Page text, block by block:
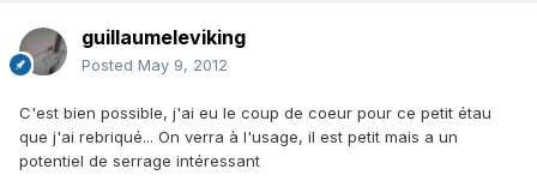
guillaumeleviking
Posted May 9, 2012
C'est bien possible, j'ai eu le coup de coeur pour ce petit étau
que j'ai rebriqué... On verra à l'usage, il est petit mais a un
potentiel de serrage intéressant